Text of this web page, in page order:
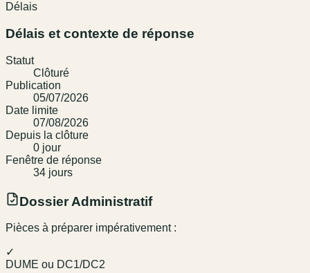
Délais
Délais et contexte de réponse
Statut
Clôturé
Publication
05/07/2026
Date limite
07/08/2026
Depuis la clôture
0 jour
Fenêtre de réponse
34 jours
Dossier Administratif
Pièces à préparer impérativement :
✓
DUME ou DC1/DC2